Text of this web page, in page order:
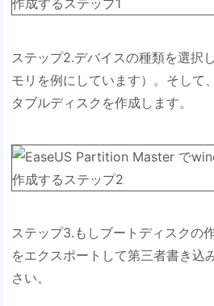
ステップ2.デバイスの種類を選択
モリを例にしています）。そして
タブルディスクを作成します。
ステップ3.もしブートディスクの
をエクスポートして第三者書き込
さい。